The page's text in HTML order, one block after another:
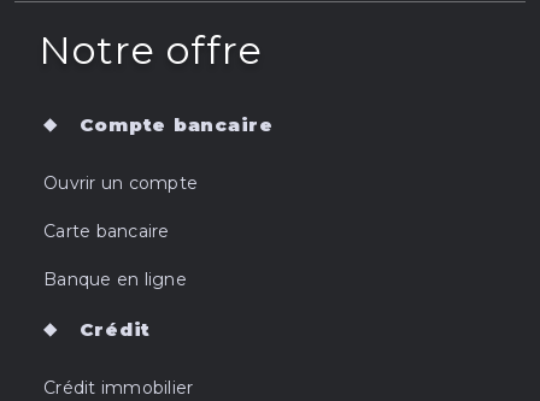
Notre offre
Compte bancaire
Ouvrir un compte
Carte bancaire
Banque en ligne
Crédit
Crédit immobilier